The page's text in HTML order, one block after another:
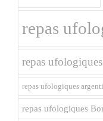
repas
repas
repas ufologiques
repas ufologiques